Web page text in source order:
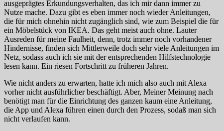
ausgeprägtes Erkundungsverhalten, das ich mir dann immer zu
Nutze mache. Dazu gibt es eben immer noch wieder Anleitungen,
die für mich ohnehin nicht zugänglich sind, wie zum Beispiel die für
ein Möbelstück von IKEA. Das geht meist auch ohne. Lauter
Ausreden für meine Faulheit, denn, trotz immer noch vorhandener
Hindernisse, finden sich Mittlerweile doch sehr viele Anleitungen im
Netz, sodass auch ich sie mit der entsprechenden Hilfstechnologie
lesen kann. Ein riesen Fortschritt zu früheren Jahren.
Wie nicht anders zu erwarten, hatte ich mich also auch mit Alexa
vorher nicht ausführlicher beschäftigt. Aber, Meiner Meinung nach
benötigt man für die Einrichtung des ganzen kaum eine Anleitung,
die App und Alexa führen einen durch den Prozess, sodaß man sich
nicht verlaufen kann.